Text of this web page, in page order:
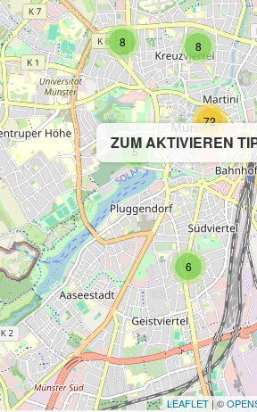
ZUM AKTIVIEREN
8
6
8
5
72
LEAFLET| ©